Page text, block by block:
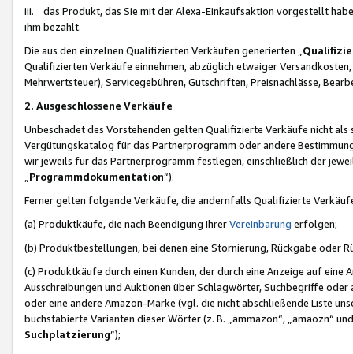
iii. das Produkt, das Sie mit der Alexa-Einkaufsaktion vorgestellt
ihm bezahlt.
Die aus den einzelnen Qualifizierten Verkäufen generierten „
Qualifizierten Verkäufe einnehmen, abzüglich etwaiger
Mehrwertsteuer), Servicegebühren, Gutschriften, Preisnachlässe,
2. Ausgeschlossene Verkäufe
Unbeschadet des Vorstehenden gelten Qualifizierte Verkäufe nicht
Vergütungskatalog für das Partnerprogramm oder andere
wir jeweils für das Partnerprogramm festlegen, einschließlich der
Programmdokumentation“).
Ferner gelten folgende Verkäufe, die andernfalls Qualifizierte
(a) Produktkäufe, die nach Beendigung IhrerVereinbarung erfolgen;
(b) Produktbestellungen, bei denen eine Stornierung, Rückgabe oder
(c) Produktkäufe durch einen Kunden, der durch eine Anzeige auf
Ausschreibungen und Auktionen über Schlagwörter, Suchbegriffe
oder eine andere Amazon-Marke (vgl. die nicht abschließende Liste
buchstabierte Varianten dieser Wörter (z. B. „ammazon“, „amaozn“
Suchplatzierung”);